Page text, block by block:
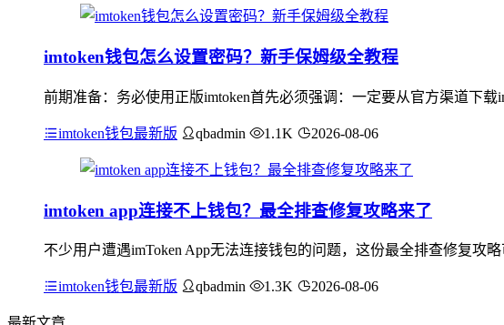
imtoken钱包怎么设置密码？新手保姆级全教程
前期准备：务必使用正版imtoken首先必须强调：一定要从官方渠道下
imtoken钱包最新版 qbadmin 1.1K 2026-08-06
imtoken app连接不上钱包？最全排查修复攻略来了
不少用户遭遇imToken App无法连接钱包的问题，这份最全排查修复攻
imtoken钱包最新版 qbadmin 1.3K 2026-08-06